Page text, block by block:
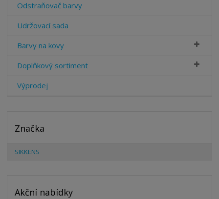
Odstraňovač barvy
Udržovací sada
Barvy na kovy
Doplňkový sortiment
Výprodej
Značka
SIKKENS
Akční nabídky